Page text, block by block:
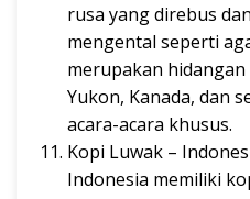
rusa yang direbus
mengental seperti
merupakan
Yukon, Kanada, dan
acara-acara khusus.
Kopi Luwak –
Indonesia memiliki